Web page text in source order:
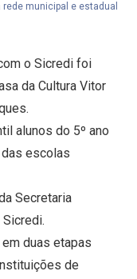
municipal e estadual
o Sicredi foi
da Cultura Vitor
alunos do 5º ano
escolas
Secretaria
duas etapas
de